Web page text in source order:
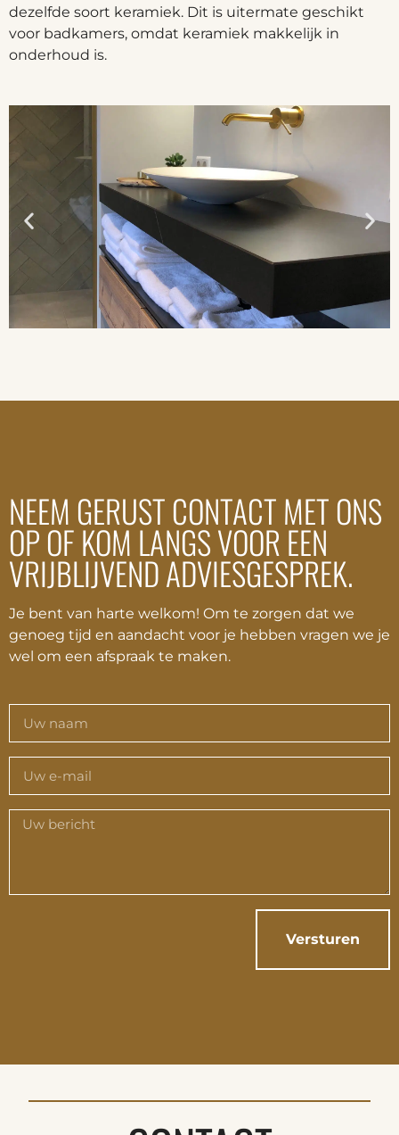
dezelfde soort keramiek. Dit is uitermate geschikt
voor badkamers, omdat keramiek makkelijk in
onderhoud is.
NEEM GERUST CONTACT MET ONS
OP OF KOM LANGS VOOR EEN
VRIJBLIJVEND ADVIESGESPREK.
Je bent van harte welkom! Om te zorgen dat we
genoeg tijd en aandacht voor je hebben vragen we je
wel om een afspraak te maken.
Versturen